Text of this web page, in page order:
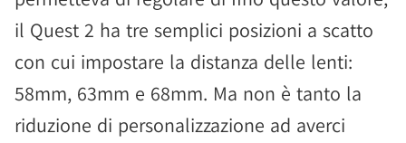
il Quest 2 ha tre semplici posizioni a scatto
con cui impostare la distanza delle lenti:
58mm, 63mm e 68mm. Ma non è tanto la
riduzione di personalizzazione ad averci